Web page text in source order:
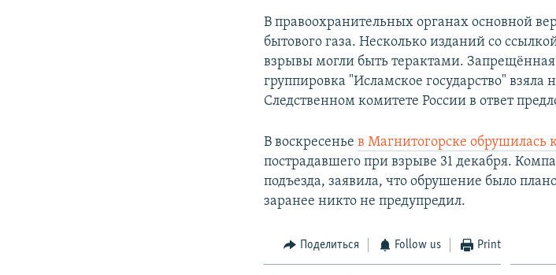
В правоохранительных органах основной
бытового газа. Несколько изданий со
взрывы могли быть терактами. Запрещённая
группировка "Исламское государство" взяла
Следственном комитете России в ответ
В воскресеньев Магнитогорске обрушилась
пострадавшего при взрыве 31 декабря.
подъезда, заявила, что обрушение было
заранее никто не предупредил.
Поделиться Follow us Print